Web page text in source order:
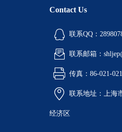
Contact Us
联系QQ：
联系邮箱：
传真：86-021-
联系地址：上海
经济区